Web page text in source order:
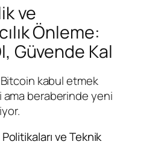
ve
Önleme:
Güvende Kal
kabul etmek
beraberinde yeni
ve Teknik